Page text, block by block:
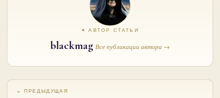
✦ АВТОР СТАТЬИ
blackmag Все публикации автора →
← ПРЕДЫДУЩАЯ